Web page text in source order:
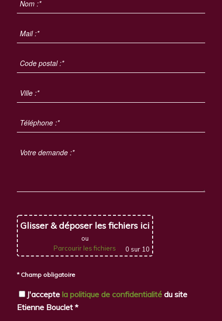
Glisser & déposer les fichiers ici
ou
Parcourir les fichiers
0 sur 10
* Champ obligatoire
J'accepte la politique de confidentialitédu site
Etienne Bouclet *